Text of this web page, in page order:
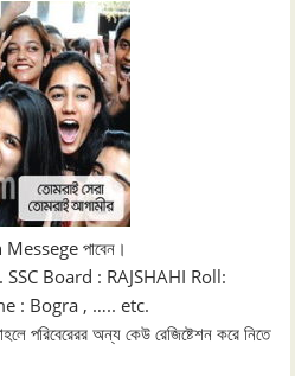
পাবেন।
Board : RAJSHAHI Roll:
: Bogra , ….. etc.
পরিবেরেরর অন্য কেউ রেজিষ্টেশন করে নিতে